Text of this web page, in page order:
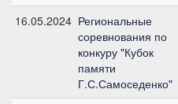
16.05.2024 Региональные
соревнования по
конкуру "Кубок
памяти
Г.С.Самоседенко"